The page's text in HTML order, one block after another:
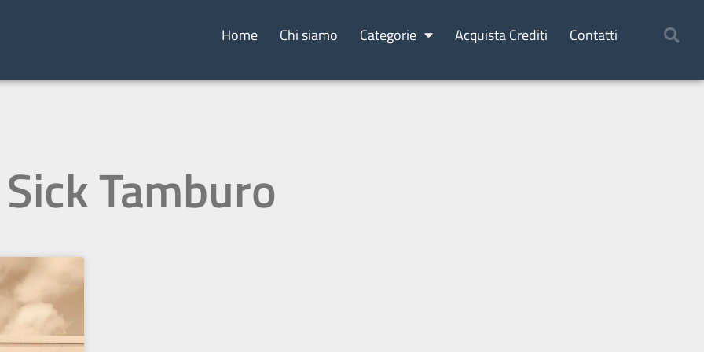
Home Chi siamo Categorie Acquista Crediti Contatti
Tamburo